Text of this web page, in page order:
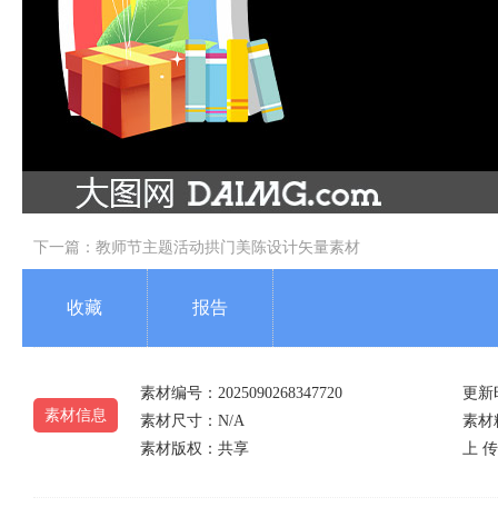
下一篇： 教师节主题活动拱门美陈设计矢量素材
收藏 报告
素材信息
素材编号：2025090268347720
更新
素材尺寸：N/A
素材
素材版权：共享
上